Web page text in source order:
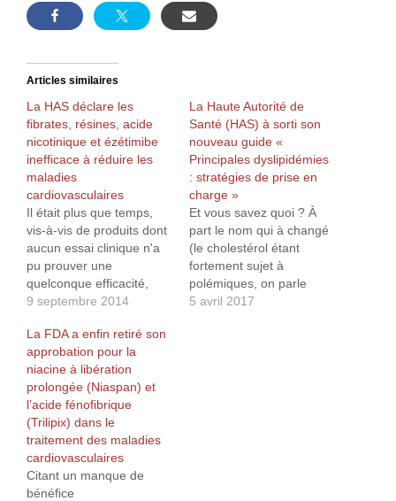
Articles similaires
La HAS déclare les
fibrates, résines, acide
nicotinique et ézétimibe
inefficace à réduire les
maladies
cardiovasculaires
Il était plus que temps,
vis-à-vis de produits dont
aucun essai clinique n'a
pu prouver une
quelconque efficacité,
avec même pour certains
mortalité… Je vous
recommande
particulièrement le
chapitre "Traitements
pharmacologiques du
contrôle lipidique" en
page 32 qui stipule : Les
autres traitements
(fibrates, résines, acide…
9 septembre 2014
La Haute Autorité de
Santé (HAS) à sorti son
nouveau guide «
Principales dyslipidémies
: stratégies de prise en
charge »
Et vous savez quoi ? À
part le nom qui à changé
(le cholestérol étant
fortement sujet à
polémiques, on parle
maintenant de
5 avril 2017
La FDA a enfin retiré son
approbation pour la
niacine à libération
prolongée (Niaspan) et
l’acide fénofibrique
(Trilipix) dans le
traitement des maladies
cardiovasculaires
Citant un manque de
bénéfice